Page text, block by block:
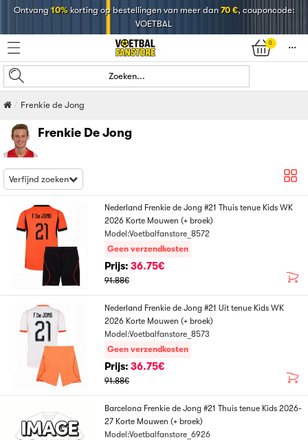
Ontvang 10%korting op bestellingen van meer dan70 €, couponcode:
VOETBAL
0
󰄒
Zoeken...
Frenkie de Jong
Frenkie De Jong
Verfijnd zoeken
Nederland Frenkie de Jong #21 Thuis tenue Kids WK
2026 Korte Mouwen (+ broek)
Model:Voetbalfanstore_8572
Geen verzendkosten
Prijs: 36.75€
91.88€
Nederland Frenkie de Jong #21 Uit tenue Kids WK
2026 Korte Mouwen (+ broek)
Model:Voetbalfanstore_8573
Geen verzendkosten
Prijs: 36.75€
91.88€
Barcelona Frenkie de Jong #21 Thuis tenue Kids 2026-
27 Korte Mouwen (+ broek)
Model:Voetbalfanstore_6926